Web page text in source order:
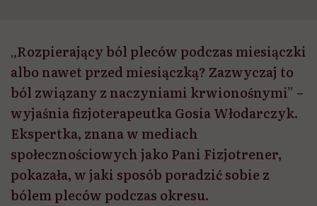
„Rozpierający ból pleców podczas miesiączki
albo nawet przed miesiączką? Zazwyczaj to
ból związany z naczyniami krwionośnymi” –
wyjaśnia fizjoterapeutka Gosia Włodarczyk.
Ekspertka, znana w mediach
społecznościowych jako Pani Fizjotrener,
pokazała, w jaki sposób poradzić sobie z
bólem pleców podczas okresu.